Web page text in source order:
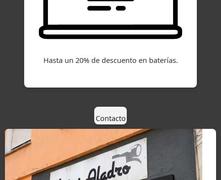
Hasta un 20% de descuento en baterías.
Contacto